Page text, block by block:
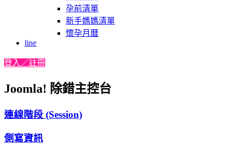
孕前清單
新手媽媽清單
懷孕月曆
line
登入／註冊
Joomla! 除錯主控台
連線階段 (Session)
側寫資訊